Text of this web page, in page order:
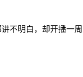
不明白，却开播一